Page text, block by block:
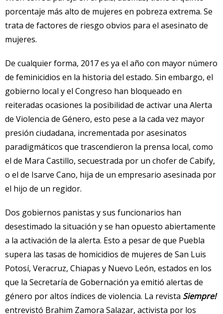
porcentaje más alto de mujeres en pobreza extrema. Se
trata de factores de riesgo obvios para el asesinato de
mujeres.
De cualquier forma, 2017 es ya el año con mayor número
de feminicidios en la historia del estado. Sin embargo, el
gobierno local y el Congreso han bloqueado en
reiteradas ocasiones la posibilidad de activar una Alerta
de Violencia de Género, esto pese a la cada vez mayor
presión ciudadana, incrementada por asesinatos
paradigmáticos que trascendieron la prensa local, como
el de Mara Castillo, secuestrada por un chofer de Cabify,
o el de Isarve Cano, hija de un empresario asesinada por
el hijo de un regidor.
Dos gobiernos panistas y sus funcionarios han
desestimado la situación y se han opuesto abiertamente
a la activación de la alerta. Esto a pesar de que Puebla
supera las tasas de homicidios de mujeres de San Luis
Potosí, Veracruz, Chiapas y Nuevo León, estados en los
que la Secretaría de Gobernación ya emitió alertas de
género por altos índices de violencia. La revista Siempre!
entrevistó Brahim Zamora Salazar, activista por los